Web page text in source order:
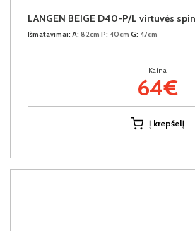
Išmatavimai: A: 82cm P: 40cm G: 47cm
Kaina:
64€
Į krepšelį